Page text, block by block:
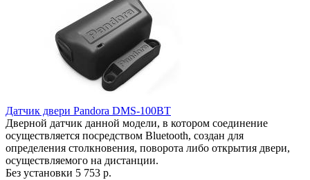
Датчик двери Pandora DMS-100BT
Дверной датчик данной модели, в котором соединение
осуществляется посредством Bluetooth, создан для
определения столкновения, поворота либо открытия двери,
осуществляемого на дистанции.
Без установки 5 753 р.